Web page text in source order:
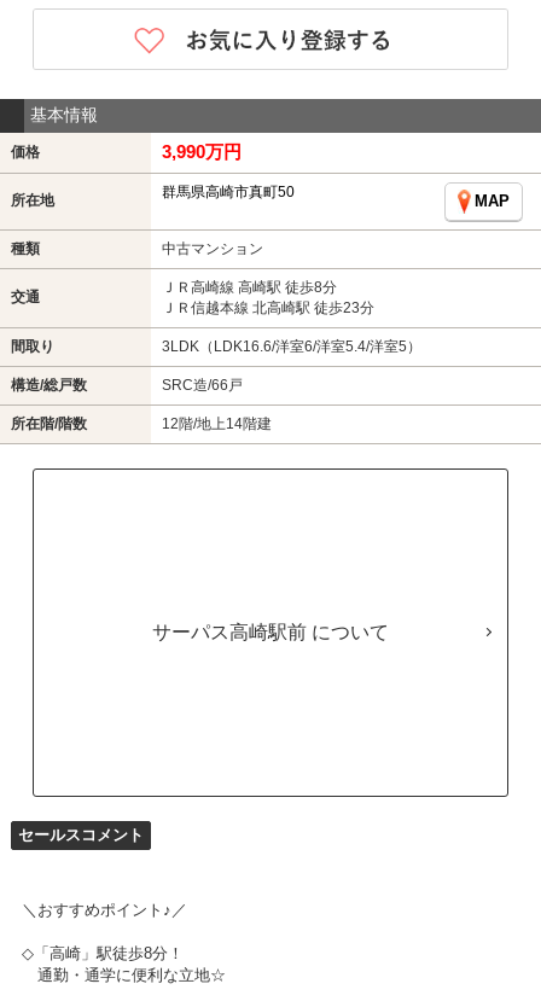
基本情報
価格 3,990万円
所在地 群馬県高崎市真町50
MAP
種類 中古マンション
交通
ＪＲ高崎線 高崎駅 徒歩8分
ＪＲ信越本線 北高崎駅 徒歩23分
間取り 3LDK（LDK16.6/洋室6/洋室5.4/洋室5）
構造/総戸数 SRC造/66戸
所在階/階数 12階/地上14階建
サーパス高崎駅前
セールスコメント
＼おすすめポイント♪／
◇「高崎」駅徒歩8分！
通勤・通学に便利な立地☆